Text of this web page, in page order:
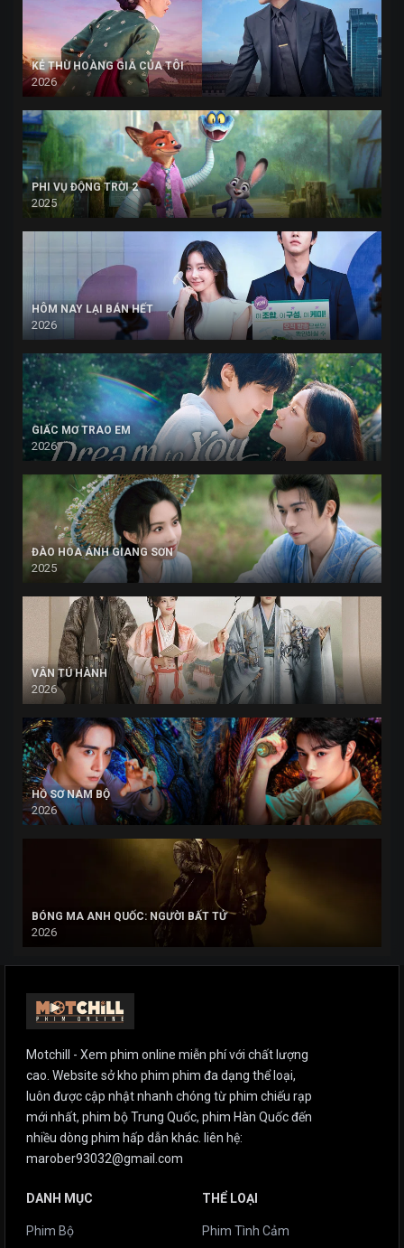
KẺ THÙ HOÀNG GIA CỦA TÔI
2026
PHI VỤ ĐỘNG TRỜI 2
2025
HÔM NAY LẠI BÁN HẾT
2026
GIẤC MƠ TRAO EM
2026
ĐÀO HOA ÁNH GIANG SƠN
2025
VÂN TÚ HÀNH
2026
HỒ SƠ NAM BỘ
2026
BÓNG MA ANH QUỐC: NGƯỜI BẤT TỬ
2026
Motchill - Xem phim online miễn phí với chất lượng
cao. Website sở kho phim phim đa dạng thể loại,
luôn được cập nhật nhanh chóng từ phim chiếu rạp
mới nhất, phim bộ Trung Quốc, phim Hàn Quốc đến
nhiều dòng phim hấp dẫn khác. liên hệ:
marober93032@gmail.com
DANH MỤC
Phim Bộ
THỂ LOẠI
Phim Tình Cảm